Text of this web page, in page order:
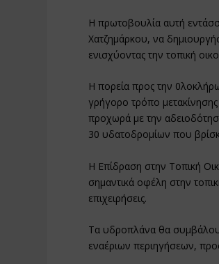
Η πρωτοβουλία αυτή
Χατζημάρκου, να
ενισχύοντας την τοπική
Η πορεία προς την
γρήγορο τρόπο
προχωρά με την
30 υδατοδρομίων που
Η Επίδραση στην Τοπική
σημαντικά οφέλη στην
επιχειρήσεις.
Τα υδροπλάνα θα
εναέριων περιηγήσεων,